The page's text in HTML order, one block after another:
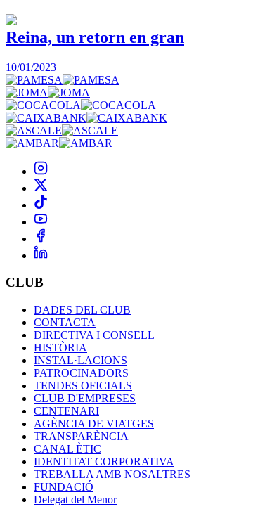
Reina, un retorn en gran
10/01/2023
CLUB
DADES DEL CLUB
CONTACTA
DIRECTIVA I CONSELL
HISTÒRIA
INSTAL·LACIONS
PATROCINADORS
TENDES OFICIALS
CLUB D'EMPRESES
CENTENARI
AGÈNCIA DE VIATGES
TRANSPARÈNCIA
CANAL ÈTIC
IDENTITAT CORPORATIVA
TREBALLA AMB NOSALTRES
FUNDACIÓ
Delegat del Menor